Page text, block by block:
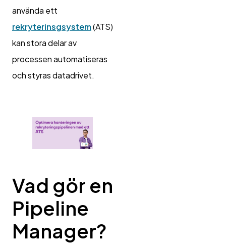
använda ett
rekryterinsgsystem(ATS)
kan stora delar av
processen automatiseras
och styras datadrivet.
Vad gör en
Pipeline
Manager?